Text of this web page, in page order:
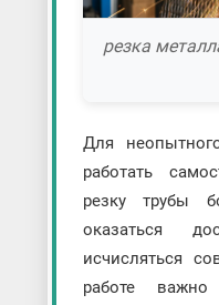
резка
Для
работать
резку трубы
оказаться
исчисляться
работе